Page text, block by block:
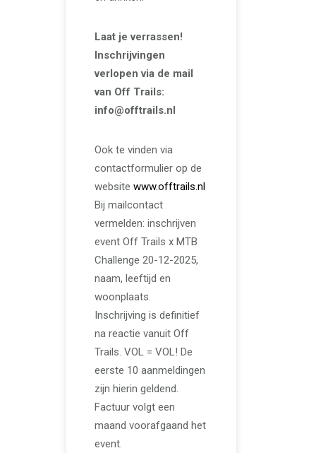
Laat je verrassen!
Inschrijvingen
verlopen via de mail
van Off Trails:
info@offtrails.nl
Ook te vinden via
contactformulier op de
website www.offtrails.nl
Bij mailcontact
vermelden: inschrijven
event Off Trails x MTB
Challenge 20-12-2025,
naam, leeftijd en
woonplaats.
Inschrijving is definitief
na reactie vanuit Off
Trails. VOL = VOL! De
eerste 10 aanmeldingen
zijn hierin geldend.
Factuur volgt een
maand voorafgaand het
event.